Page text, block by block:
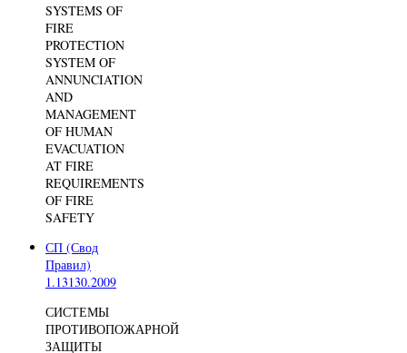
SYSTEMS OF
FIRE
PROTECTION
SYSTEM OF
ANNUNCIATION
AND
MANAGEMENT
OF HUMAN
EVACUATION
AT FIRE
REQUIREMENTS
OF FIRE
SAFETY
СП (Свод
Правил)
1.13130.2009
СИСТЕМЫ
ПРОТИВОПОЖАРНОЙ
ЗАЩИТЫ